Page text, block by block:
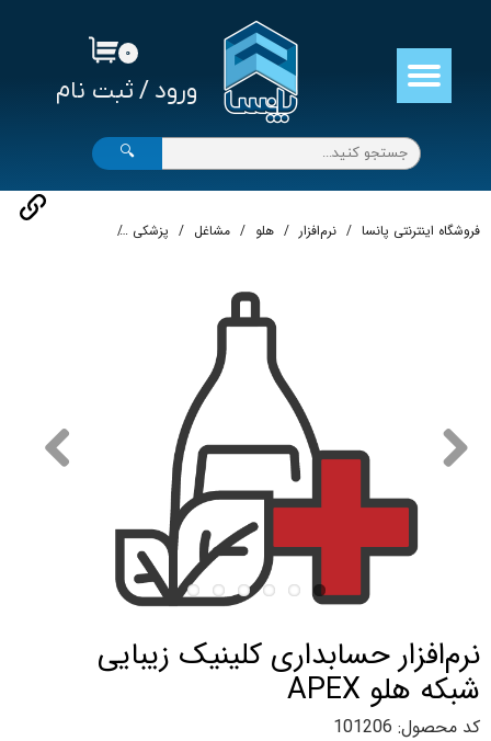
ورود / ثبت نام
حساب کاربری من
تغییر گذر واژه
سفارشات
خروج از حساب کاربری
۰
🔍
فروشگاه اینترنتی پانسا نرم‌افزار هلو مشاغل پزشکی
نرم‌افزار حسابداری کلینیک زیبایی
شبکه هلو APEX
کد محصول: 101206